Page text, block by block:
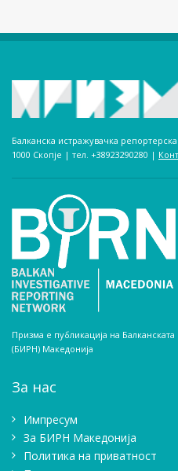
Балканска истражувачка
1000 Скопје | тел. +38923290280­ |
Призма е публикација на
(БИРН) Македонија
За нас
Импресум
Зa БИРН Македонија
Политика на приватност